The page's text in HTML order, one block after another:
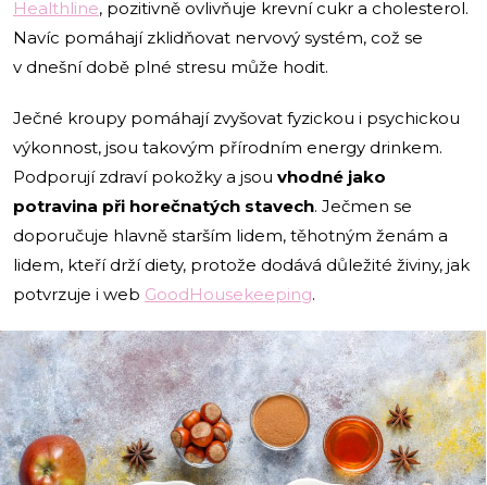
Healthline, pozitivně ovlivňuje krevní cukr a cholesterol.
Navíc pomáhají zklidňovat nervový systém, což se
v dnešní době plné stresu může hodit.
Ječné kroupy pomáhají zvyšovat fyzickou i psychickou
výkonnost, jsou takovým přírodním energy drinkem.
Podporují zdraví pokožky a jsou vhodné jako
potravina při horečnatých stavech. Ječmen se
doporučuje hlavně starším lidem, těhotným ženám a
lidem, kteří drží diety, protože dodává důležité živiny, jak
potvrzuje i web GoodHousekeeping.